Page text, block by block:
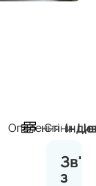
ОпаленняСтіни
з